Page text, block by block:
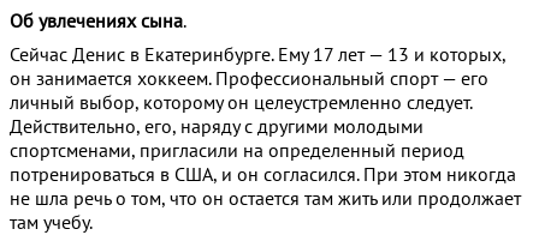
Об увлечениях сына.
Сейчас Денис в Екатеринбурге. Ему 17 лет — 13 и которых,
он занимается хоккеем. Профессиональный спорт — его
личный выбор, которому он целеустремленно следует.
Действительно, его, наряду с другими молодыми
спортсменами, пригласили на определенный период
потренироваться в США, и он согласился. При этом никогда
не шла речь о том, что он остается там жить или продолжает
там учебу.